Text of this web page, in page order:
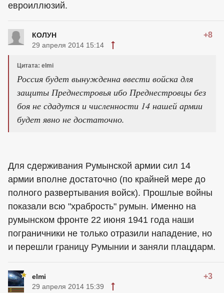
евроиллюзий.
КОЛУН +8
29 апреля 2014 15:14
Цитата: elmi
Россия будет вынужденна ввести войска для
защиты Преднестровья ибо Преднестровцы без
боя не сдадутся и численности 14 нашей армии
будет явно не достаточно.
Для сдерживания Румынской армии сил 14
армии вполне достаточно (по крайней мере до
полного развертывания войск). Прошлые войны
показали всю "храбрость" румын. Именно на
румынском фронте 22 июня 1941 года наши
пограничники не только отразили нападение, но
и перешли границу Румынии и заняли плацдарм.
elmi +3
29 апреля 2014 15:39